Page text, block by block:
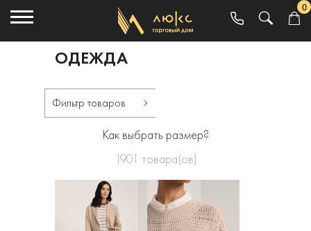
0
ОДЕЖДА
Фильтр товаров
Как выбрать размер?
1901 товара(ов)